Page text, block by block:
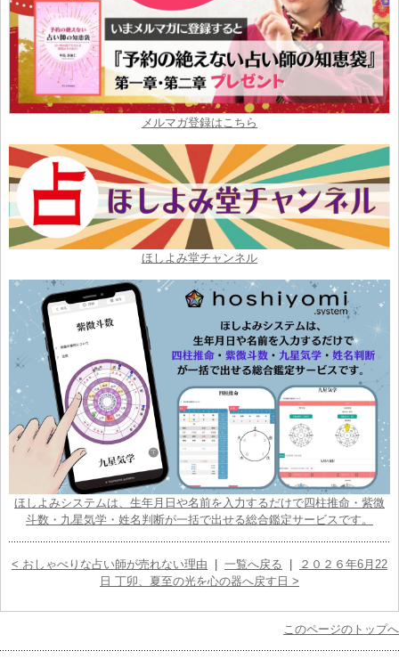
メルマガ登録はこちら
ほしよみ堂チャンネル
ほしよみシステムは、生年月日や名前を入力するだけで四柱推命・紫微
斗数・九星気学・姓名判断が一括で出せる総合鑑定サービスです。
< おしゃべりな占い師が売れない理由 一覧へ戻る
２０２６年6月22
日 丁卯、夏至の光を心の器へ戻す日 >
このページのトップへ